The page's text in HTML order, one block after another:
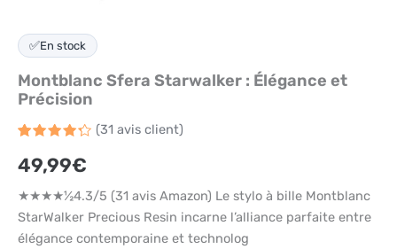
✅En stock
Montblanc Sfera Starwalker : Élégance et
Précision
4.3sur
5 basé
notations
client
(31 avis client)
49,99€
★★★★½4.3/5 (31 avis Amazon) Le stylo à bille Montblanc
StarWalker Precious Resin incarne l’alliance parfaite entre
élégance contemporaine et technolog